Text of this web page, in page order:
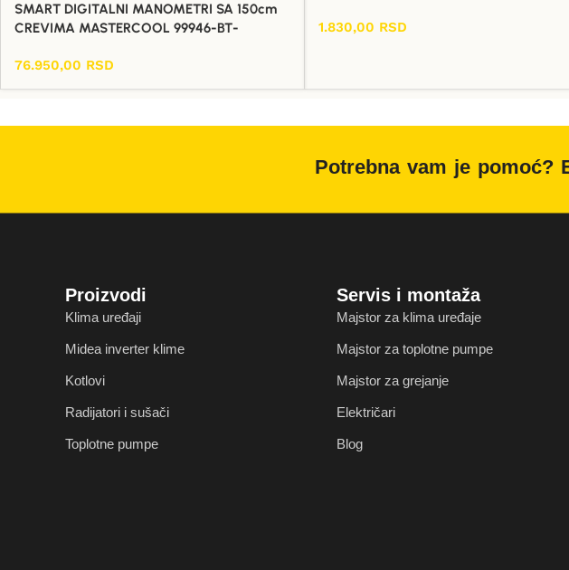
SMART DIGITALNI MANOMETRI SA 150cm
CREVIMA MASTERCOOL 99946-BT-
76.950,00 RSD
1.830,00 RSD
Potrebna vam je pomoć?
Proizvodi
Klima uređaji
Midea inverter klime
Kotlovi
Radijatori i sušači
Toplotne pumpe
Servis i montaža
Majstor za klima uređaje
Majstor za toplotne pumpe
Majstor za grejanje
Električari
Blog